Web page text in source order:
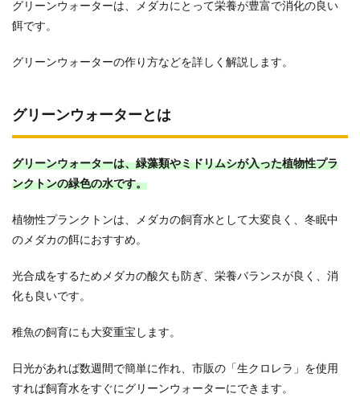
グリーンウォーターは、メダカにとって栄養が豊富で消化の良い
餌です。
グリーンウォーターの作り方などを詳しく解説します。
グリーンウォーターとは
グリーンウォーターは、緑藻類やミドリムシが入った植物性プラ
ンクトンの緑色の水です。
植物性プランクトンは、メダカの飼育水として大変良く、冬眠中
のメダカの餌におすすめ。
光合成をするためメダカの酸欠も防ぎ、栄養バランスが良く、消
化も良いです。
稚魚の飼育にも大変重宝します。
日光があれば数週間で簡単に作れ、市販の「生クロレラ」を使用
すれば飼育水をすぐにグリーンウォーターにできます。